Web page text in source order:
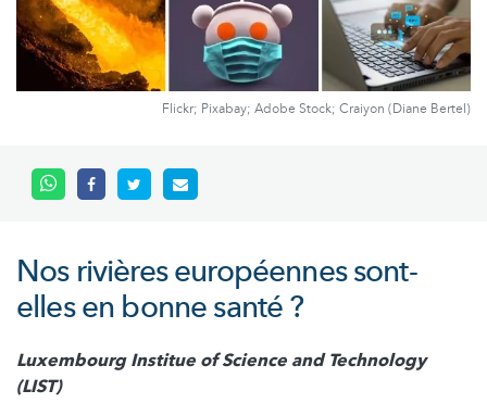
Flickr; Pixabay; Adobe Stock; Craiyon (Diane Bertel)
Nos rivières européennes sont-
elles en bonne santé ?
Luxembourg Institue of Science and Technology
(LIST)